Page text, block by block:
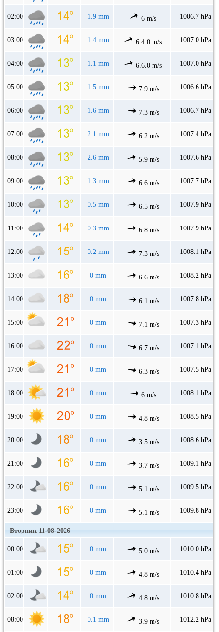
02:00 1.9 mm 6 m/s 1006.7 hPa
03:00 1.4 mm 6.4.0 m/s 1007.0 hPa
04:00 1.1 mm 6.6.0 m/s 1007.0 hPa
05:00 1.5 mm 7.9 m/s 1006.6 hPa
06:00 1.6 mm 7.3 m/s 1006.7 hPa
07:00 2.1 mm 6.2 m/s 1007.4 hPa
08:00 2.6 mm 5.9 m/s 1007.6 hPa
09:00 1.3 mm 6.6 m/s 1007.7 hPa
10:00 0.5 mm 6.5 m/s 1007.9 hPa
11:00 0.3 mm 6.8 m/s 1007.9 hPa
12:00 0.2 mm 7.3 m/s 1008.1 hPa
13:00 0 mm 6.6 m/s 1008.2 hPa
14:00 0 mm 6.1 m/s 1007.8 hPa
15:00 0 mm 7.1 m/s 1007.3 hPa
16:00 0 mm 6.7 m/s 1007.1 hPa
17:00 0 mm 6.3 m/s 1007.5 hPa
18:00 0 mm 6 m/s 1008.1 hPa
19:00 0 mm 4.8 m/s 1008.5 hPa
20:00 0 mm 3.5 m/s 1008.6 hPa
21:00 0 mm 3.7 m/s 1009.1 hPa
22:00 0 mm 5.1 m/s 1009.5 hPa
23:00 0 mm 5.1 m/s 1009.8 hPa
Вторник 11-08-2026
00:00 0 mm 5.0 m/s 1010.0 hPa
01:00 0 mm 4.8 m/s 1010.4 hPa
02:00 0 mm 4.8 m/s 1010.8 hPa
08:00 0.1 mm 3.9 m/s 1012.2 hPa